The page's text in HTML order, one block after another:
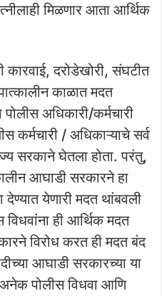
मिळणार आता आर्थिक
कारवाई, दरोडेखोरी, संघटीत
काळात मदत
अधिकारी/कर्मचारी
कर्मचारी / अधिकाऱ्याचे सर्व
सरकाने घेतला होता. परंतु,
आघाडी सरकारने हा
देण्यात येणारी मदत थांबवली
विधवांना ही आर्थिक मदत
विरोध करत ही मदत बंद
आघाडी सरकारच्या या
अनेक पोलीस विधवा आणि